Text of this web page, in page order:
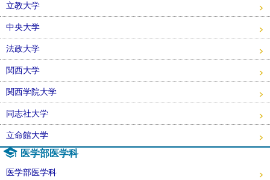
立教大学
中央大学
法政大学
関西大学
関西学院大学
同志社大学
立命館大学
医学部医学科
医学部医学科